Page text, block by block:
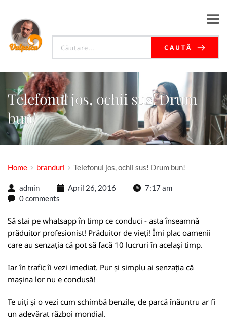
CAUTĂ
Telefonul jos, ochii sus! Drum
bun!
Home branduri Telefonul jos, ochii sus! Drum bun!
admin April 26, 2016
7:17 am
0 comments
Să stai pe whatsapp în timp ce conduci - asta înseamnă
prăduitor profesionist! Prăduitor de vieți! Îmi plac oamenii
care au senzația că pot să facă 10 lucruri în același timp.
Iar în trafic îi vezi imediat. Pur și simplu ai senzația că
mașina lor nu e condusă!
Te uiți și o vezi cum schimbă benzile, de parcă înăuntru ar fi
un adevărat război mondial.